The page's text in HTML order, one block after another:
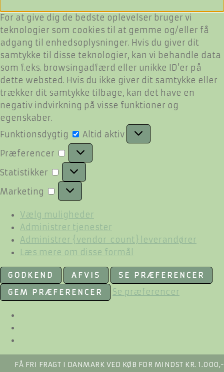
For at give dig de bedste oplevelser bruger vi
teknologier som cookies til at gemme og/eller få
adgang til enhedsoplysninger. Hvis du giver dit
samtykke til disse teknologier, kan vi behandle data
som f.eks. browsingadfærd eller unikke ID'er på
dette websted. Hvis du ikke giver dit samtykke eller
trækker dit samtykke tilbage, kan det have en
negativ indvirkning på visse funktioner og
egenskaber.
Funktionsdygtig
Funktionsdygtig
Altid aktiv
Præferencer
Præferencer
Statistikker Statistikker
Marketing Marketing
Vælg muligheder
Administrer tjenester
Administrer {vendor_count} leverandører
Læs mere om disse formål
GODKEND AFVIS
SE PRÆFERENCER
GEM PRÆFERENCER
Se præferencer
FÅ FRI FRAGT I DANMARK VED KØB FOR MINDST KR. 1.000,-